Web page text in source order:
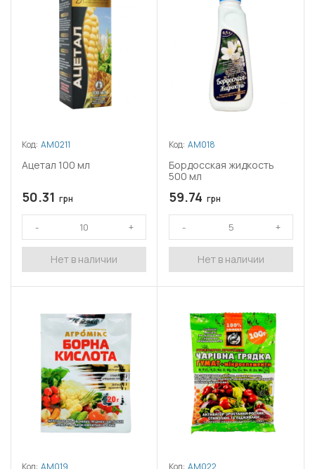
Код: АМ0211
Ацетал 100 мл
50.31 грн
Нет в наличии
Код: АМ018
Бордосская жидкость
500 мл
59.74 грн
Нет в наличии
Код: АМ019 Код: АМ022